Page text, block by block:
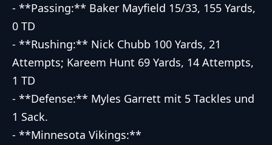
- **Passing:** Baker Mayfield 15/33, 155 Yards,
0 TD
- **Rushing:** Nick Chubb 100 Yards, 21
Attempts; Kareem Hunt 69 Yards, 14 Attempts,
1 TD
- **Defense:** Myles Garrett mit 5 Tackles und
1 Sack.
- **Minnesota Vikings:**